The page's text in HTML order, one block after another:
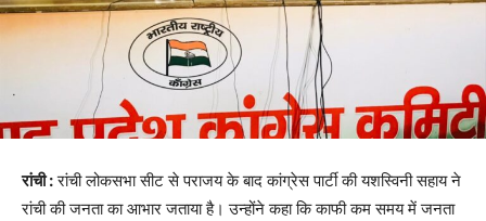
रांची :रांची लोकसभा सीट से पराजय के बाद कांग्रेस पार्टी की यशस्विनी सहाय ने
रांची की जनता का आभार जताया है। उन्होंने कहा कि काफी कम समय में जनता